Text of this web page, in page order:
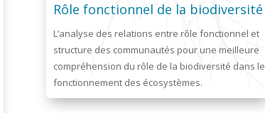
Rôle fonctionnel de la biodiversité
L’analyse des relations entre rôle fonctionnel et
structure des communautés pour une meilleure
compréhension du rôle de la biodiversité dans le
fonctionnement des écosystèmes.